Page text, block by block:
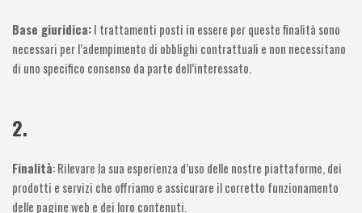
Base giuridica:I trattamenti posti in essere per queste finalità sono
necessari per l’adempimento di obblighi contrattuali e non necessitano
di uno specifico consenso da parte dell’interessato.
2.
Finalità: Rilevare la sua esperienza d’uso delle nostre piattaforme, dei
prodotti e servizi che offriamo e assicurare il corretto funzionamento
delle pagine web e dei loro contenuti.